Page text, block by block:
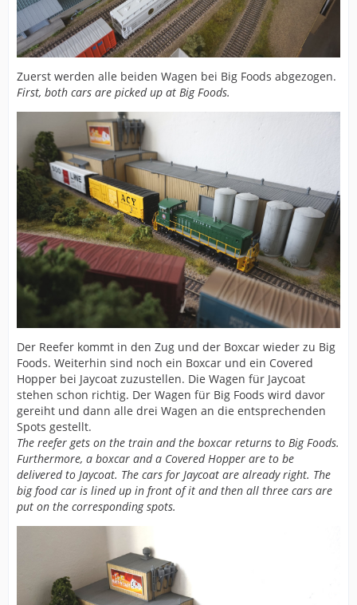
Zuerst werden alle beiden Wagen bei Big Foods abgezogen.
First, both cars are picked up at Big Foods.
Der Reefer kommt in den Zug und der Boxcar wieder zu Big
Foods. Weiterhin sind noch ein Boxcar und ein Covered
Hopper bei Jaycoat zuzustellen. Die Wagen für Jaycoat
stehen schon richtig. Der Wagen für Big Foods wird davor
gereiht und dann alle drei Wagen an die entsprechenden
Spots gestellt.
The reefer gets on the train and the boxcar returns to Big Foods.
Furthermore, a boxcar and a Covered Hopper are to be
delivered to Jaycoat. The cars for Jaycoat are already right. The
big food car is lined up in front of it and then all three cars are
put on the corresponding spots.